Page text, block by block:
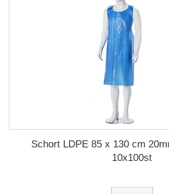
Schort LDPE 85 x 130 cm
10x100st